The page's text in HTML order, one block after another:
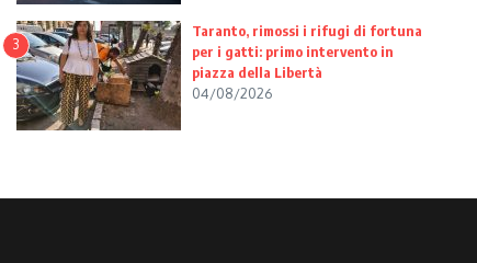
3
Taranto, rimossi i rifugi di fortuna
per i gatti: primo intervento in
piazza della Libertà
04/08/2026